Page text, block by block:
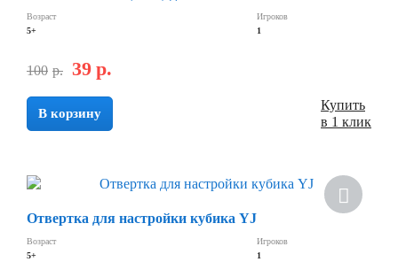
Возраст
5+
Игроков
1
100 р. 39 р.
В корзину
Купить
в 1 клик
Отвертка для настройки кубика YJ
Возраст
5+
Игроков
1